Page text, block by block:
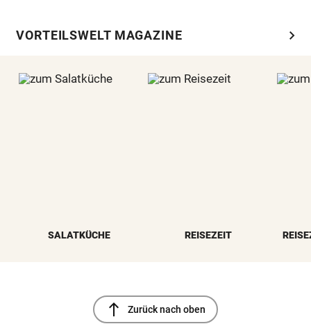
VORTEILSWELT MAGAZINE chevron_right
SALATKÜCHE REISEZEIT
north Zurück nach oben